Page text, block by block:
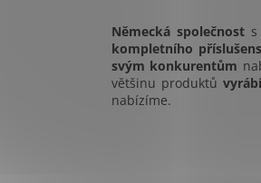
Německá společnosts
kompletního
svým konkurentům
většinu produktů
nabízíme.